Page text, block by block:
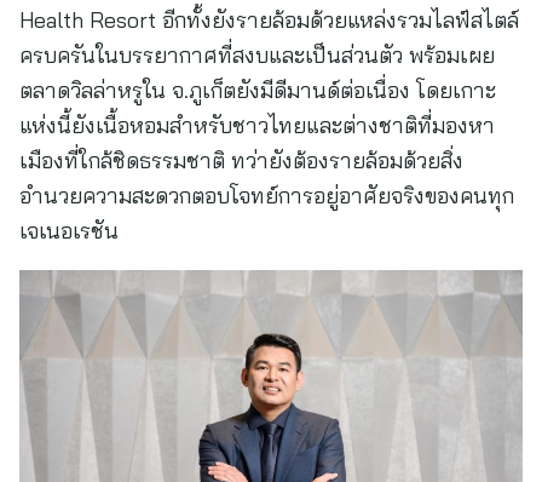
Health Resort อีกทั้งยังรายล้อมด้วยแหล่งรวมไลฟ์สไตล์
ครบครันในบรรยากาศที่สงบและเป็นส่วนตัว พร้อมเผย
ตลาดวิลล่าหรูใน จ.ภูเก็ตยังมีดีมานด์ต่อเนื่อง โดยเกาะ
แห่งนี้ยังเนื้อหอมสำหรับชาวไทยและต่างชาติที่มองหา
เมืองที่ใกล้ชิดธรรมชาติ ทว่ายังต้องรายล้อมด้วยสิ่ง
อำนวยความสะดวกตอบโจทย์การอยู่อาศัยจริงของคนทุก
เจเนอเรชัน